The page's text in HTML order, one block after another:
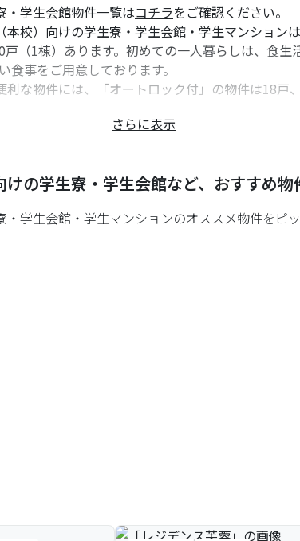
弊社もその一つです。神戸・甲陽音楽&ダンス
できるデータです。参考程度にご確認ください
・学生会館物件一覧はコチラをご確認ください。
校）向けの学生寮・学生会館・学生マンション
（1棟）あります。初めての一人暮らしは、食
事をご用意しております。
な物件には、「オートロック付」の物件は18戸
策を行った物件を多数用意しております。
さらに表示
けの学生寮・学生会館など、おすすめ
学生会館・学生マンションのオススメ物件をピッ